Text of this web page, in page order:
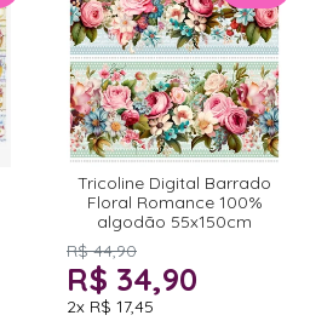
Tricoline Digital Barrado
Floral Romance 100%
algodão 55x150cm
R$ 44,90
R$ 34,90
2x R$ 17,45